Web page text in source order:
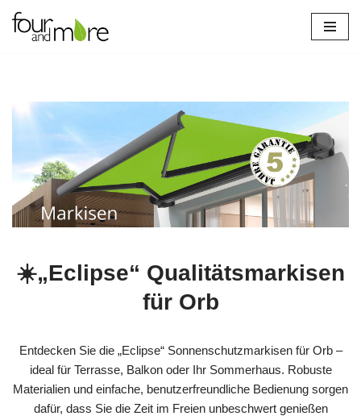
Zum
☀️„Eclipse“ Qualitätsmarkisen
für Orb
Entdecken Sie die „Eclipse“ Sonnenschutzmarkisen für Orb –
ideal für Terrasse, Balkon oder Ihr Sommerhaus. Robuste
Materialien und einfache, benutzerfreundliche Bedienung sorgen
dafür, dass Sie die Zeit im Freien unbeschwert genießen